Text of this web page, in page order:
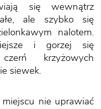
się wewnątrz
ale szybko się
nalotem.
i gorzej się
krzyżowych
siewek.
nie uprawiać